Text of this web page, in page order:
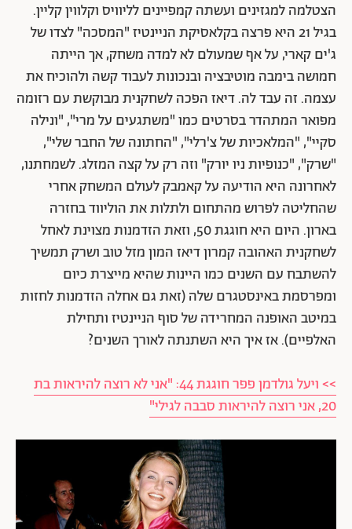
הצטלמה למגזינים ועשתה קמפיינים לליוויס וקלווין קליין.
בגיל 21 היא פרצה בקלאסיקת הניינטיז "המסכה" לצדו של
ג'ים קארי, על אף שמעולם לא למדה משחק, אך הייתה
חמושה בימבה מוטיבציה ובנכונות לעבוד קשה ולהוכיח את
עצמה. זה עבד לה. דיאז הפכה לשחקנית מבוקשת עם רזומה
מפואר המתהדר בסרטים כמו "משתגעים על מרי", "ונילה
סקיי", "המלאכיות של צ'רלי", "החתונה של החבר שלי",
"שרק", "כנופיות ניו יורק" וזה רק על קצה המזלג. לשמחתנו,
לאחרונה היא הודיעה על קאמבק לעולם המשחק אחרי
שהחליטה לפרוש מהתחום ולתלות את הוליווד בחזרה
בארון. היום היא חוגגת 50, וזאת הזדמנות מצוינת לאחל
לשחקנית האהובה קמרון דיאז המון מזל טוב ושרק תמשיך
להשתבח עם השנים כמו היינות שהיא מייצרת כיום
ומפרסמת באינסטגרם שלה (זאת גם אחלה הזדמנות לחזות
במיטב האופנה המחרידה של סוף הניינטיז ותחילת
האלפיים). אז איך היא השתנתה לאורך השנים?
>> ויעל גולדמן פפר חוגגת 44: "אני לא רוצה להיראות בת
20, אני רוצה להיראות סבבה לגילי"